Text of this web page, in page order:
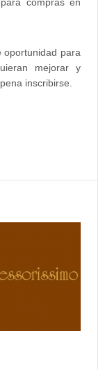
oportunidad para
mejorar y
inscribirse.